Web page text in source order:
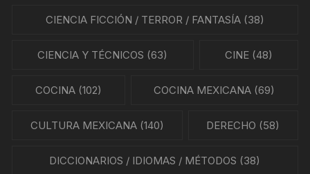
CIENCIA FICCIÓN / TERROR / FANTASÍA(38)
CIENCIA Y TÉCNICOS (63) CINE(48)
COCINA(102) COCINA MEXICANA (69)
CULTURA MEXICANA(140) DERECHO (58)
DICCIONARIOS / IDIOMAS / MÉTODOS (38)